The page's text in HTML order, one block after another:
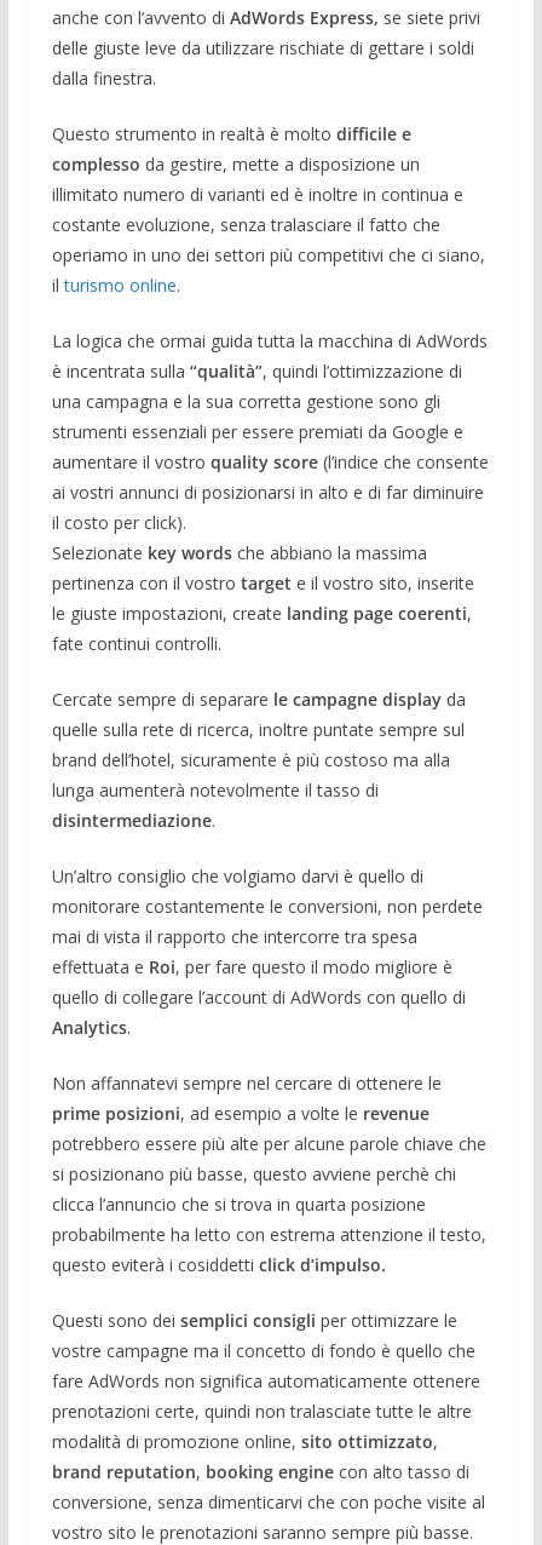
anche con l’avvento di AdWords Express, se siete privi
delle giuste leve da utilizzare rischiate di gettare i soldi
dalla finestra.
Questo strumento in realtà è molto difficile e
complesso da gestire, mette a disposizione un
illimitato numero di varianti ed è inoltre in continua e
costante evoluzione, senza tralasciare il fatto che
operiamo in uno dei settori più competitivi che ci siano,
ilturismo online.
La logica che ormai guida tutta la macchina di AdWords
è incentrata sulla “qualità”, quindi l’ottimizzazione di
una campagna e la sua corretta gestione sono gli
strumenti essenziali per essere premiati da Google e
aumentare il vostro quality score(l’indice che consente
ai vostri annunci di posizionarsi in alto e di far diminuire
il costo per click).
Selezionate key wordsche abbiano la massima
pertinenza con il vostro target e il vostro sito, inserite
le giuste impostazioni, create landing page coerenti,
fate continui controlli.
Cercate sempre di separare le campagne displayda
quelle sulla rete di ricerca, inoltre puntate sempre sul
brand dell’hotel, sicuramente è più costoso ma alla
lunga aumenterà notevolmente il tasso di
disintermediazione.
Un’altro consiglio che volgiamo darvi è quello di
monitorare costantemente le conversioni, non perdete
mai di vista il rapporto che intercorre tra spesa
effettuata e Roi, per fare questo il modo migliore è
quello di collegare l’account di AdWords con quello di
Analytics.
Non affannatevi sempre nel cercare di ottenere le
prime posizioni, ad esempio a volte le revenue
potrebbero essere più alte per alcune parole chiave che
si posizionano più basse, questo avviene perchè chi
clicca l’annuncio che si trova in quarta posizione
probabilmente ha letto con estrema attenzione il testo,
questo eviterà i cosiddetti click d’impulso.
Questi sono dei semplici consigli per ottimizzare le
vostre campagne ma il concetto di fondo è quello che
fare AdWords non significa automaticamente ottenere
prenotazioni certe, quindi non tralasciate tutte le altre
modalità di promozione online, sito ottimizzato,
brand reputation, booking enginecon alto tasso di
conversione, senza dimenticarvi che con poche visite al
vostro sito le prenotazioni saranno sempre più basse.